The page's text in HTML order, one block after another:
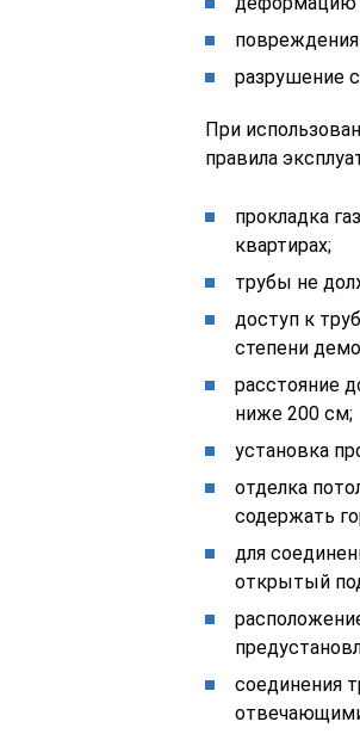
разрушение
При
правила
прокладка
квартирах;
трубы не
доступ к
степени
расстояние
ниже 200 см;
установка
отделка
содержать
для
открытый
соединения